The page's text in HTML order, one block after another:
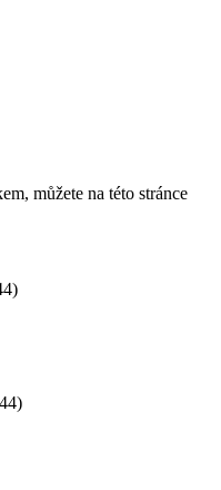
můžete na této stránce